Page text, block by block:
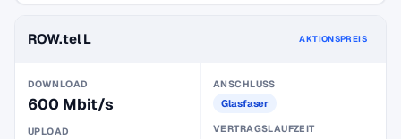
ROW.tel L AKTIONSPREIS
DOWNLOAD
600 Mbit/s
UPLOAD
ANSCHLUSS
Glasfaser
VERTRAGSLAUFZEIT